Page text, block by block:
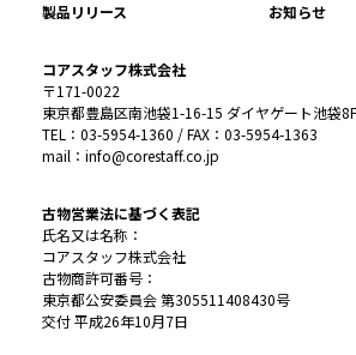
製品リリース
お知らせ
コアスタッフ株式会社
〒171-0022
東京都豊島区南池袋1-16-15 ダイヤゲート池袋8F
TEL：03-5954-1360 / FAX：03-5954-1363
mail：info@corestaff.co.jp
古物営業法に基づく表記
氏名又は名称：
コアスタッフ株式会社
古物商許可番号：
東京都公安委員会 第305511408430号
交付 平成26年10月7日